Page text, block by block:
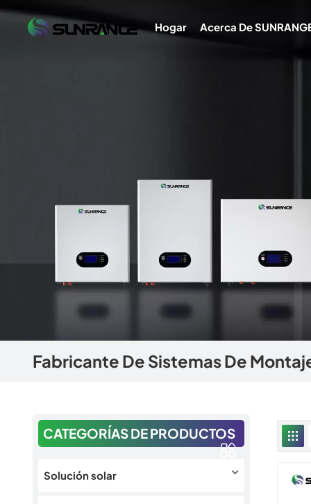
Hogar Acerca De
Fabricante De Sistemas De
CATEGORÍAS DE PRODUCTOS
Solución solar